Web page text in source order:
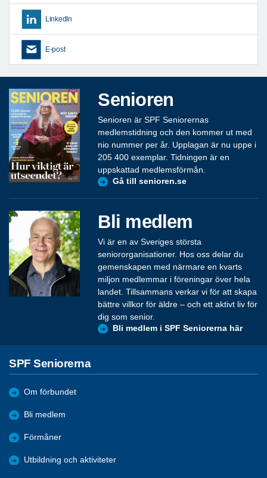
LinkedIn
E-post
Senioren
Senioren är SPF Seniorernas
medlemstidning och den kommer ut med
nio nummer per år. Upplagan är nu uppe i
205 400 exemplar. Tidningen är en
uppskattad medlemsförmån.
Gå till senioren.se
Bli medlem
Vi är en av Sveriges största
seniororganisationer. Hos oss delar du
gemenskapen med närmare en kvarts
miljon medlemmar i föreningar över hela
landet. Tillsammans verkar vi för att skapa
bättre villkor för äldre – och ett aktivt liv för
dig som senior.
Bli medlem i SPF Seniorerna här
SPF Seniorerna
Om förbundet
Bli medlem
Förmåner
Utbildning och aktiviteter